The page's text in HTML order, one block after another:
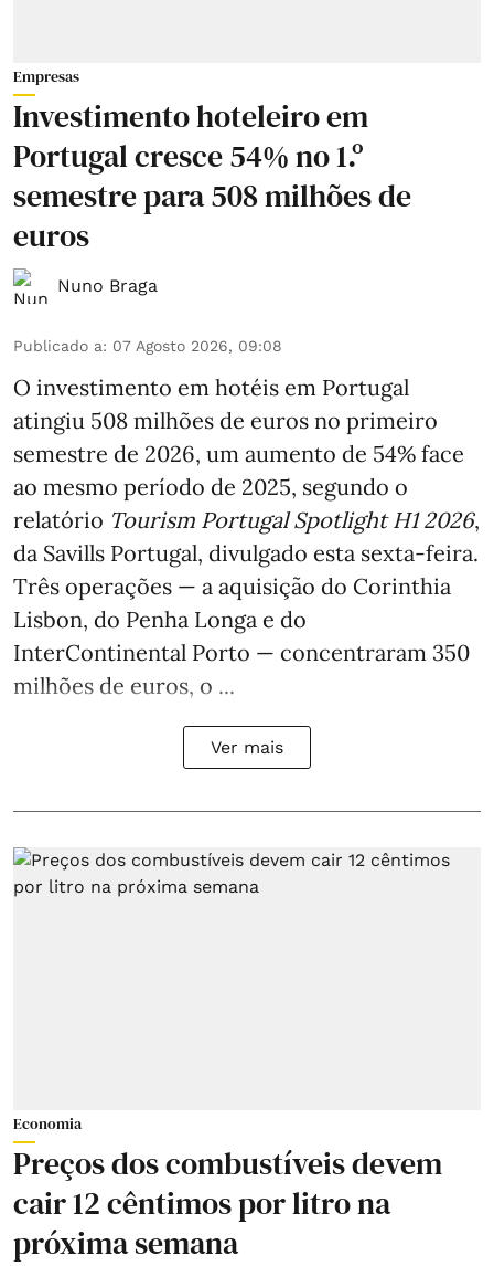
Empresas
Investimento hoteleiro em
Portugal cresce 54% no 1.º
semestre para 508 milhões de
euros
Nuno Braga
Publicado a: 07 Agosto 2026, 09:08
O investimento em hotéis em Portugal
atingiu 508 milhões de euros no primeiro
semestre de 2026, um aumento de 54% face
ao mesmo período de 2025, segundo o
relatório Tourism Portugal Spotlight H1 2026,
da Savills Portugal, divulgado esta sexta-feira.
Três operações — a aquisição do Corinthia
Lisbon, do Penha Longa e do
InterContinental Porto — concentraram 350
milhões de euros, o ...
Ver mais
Economia
Preços dos combustíveis devem
cair 12 cêntimos por litro na
próxima semana